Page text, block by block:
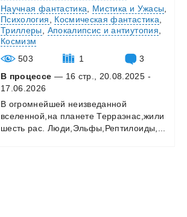
Научная фантастика
Мистика и Ужасы
Психология
Космическая фантастика
Триллеры
Апокалипсис и антиутопия
Космизм
503
1
3
В процессе — 16 стр., 20.08.2025 -
17.06.2026
В огромнейшей неизведанной
вселенной,на планете Терраэнас,жили
шесть рас. Люди,Эльфы,Рептилоиды,...